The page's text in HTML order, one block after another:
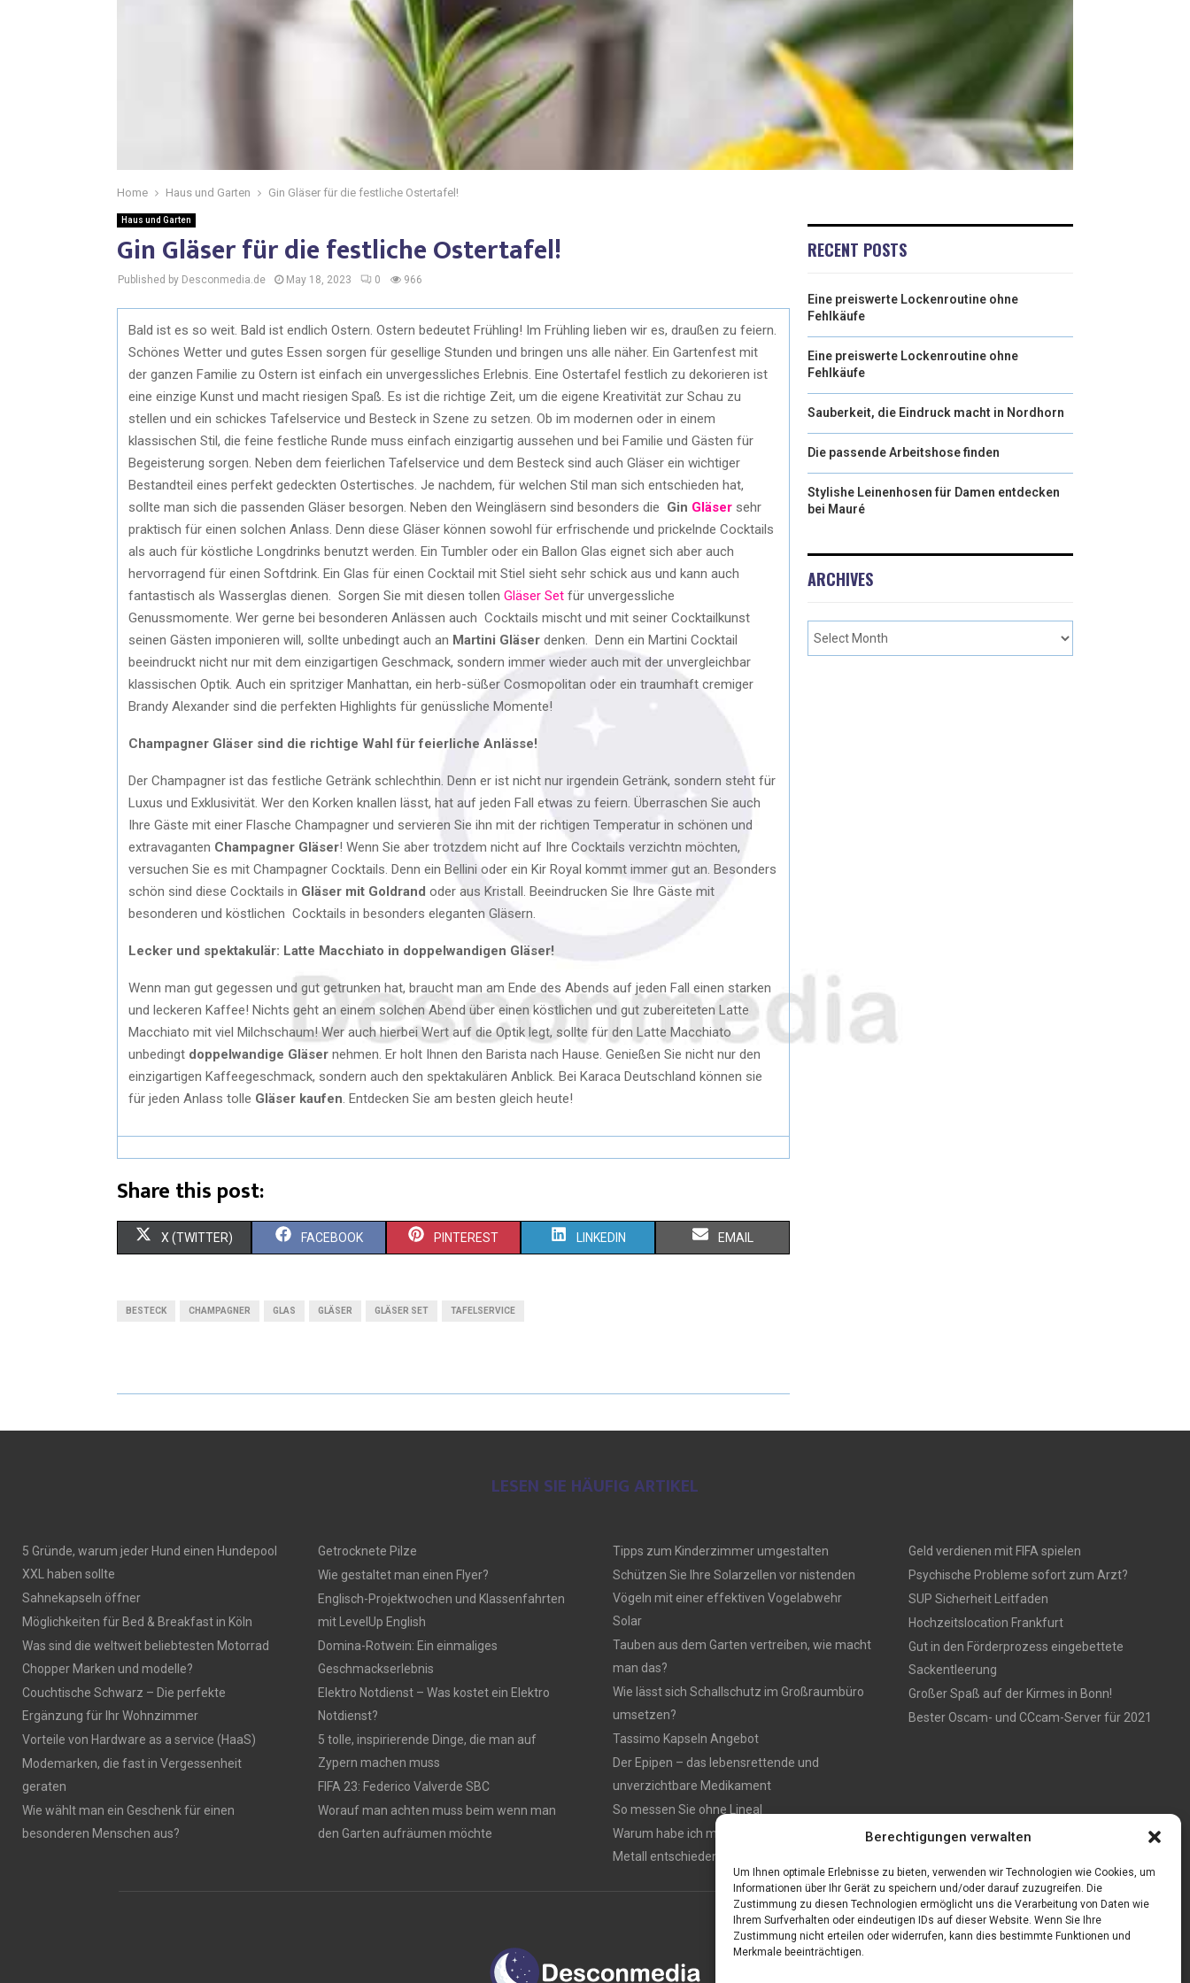
Berechtigungen verwalten
Um Ihnen optimale Erlebnisse zu bieten, verwenden wir Technologien wie Cookies, um
Informationen über Ihr Gerät zu speichern und/oder darauf zuzugreifen. Die
Zustimmung zu diesen Technologien ermöglicht uns die Verarbeitung von Daten wie
Ihrem Surfverhalten oder eindeutigen IDs auf dieser Website. Wenn Sie Ihre
Zustimmung nicht erteilen oder widerrufen, kann dies bestimmte Funktionen und
Merkmale beeinträchtigen.
Home Haus und Garten Gin Gläser für die festliche Ostertafel!
Haus und Garten
Gin Gläser für die festliche Ostertafel!
Published by Desconmedia.de May 18, 2023 0 966
Bald ist es so weit. Bald ist endlich Ostern. Ostern bedeutet Frühling! Im Frühling lieben wir es, draußen zu feiern.
Schönes Wetter und gutes Essen sorgen für gesellige Stunden und bringen uns alle näher. Ein Gartenfest mit
der ganzen Familie zu Ostern ist einfach ein unvergessliches Erlebnis. Eine Ostertafel festlich zu dekorieren ist
eine einzige Kunst und macht riesigen Spaß. Es ist die richtige Zeit, um die eigene Kreativität zur Schau zu
stellen und ein schickes Tafelservice und Besteck in Szene zu setzen. Ob im modernen oder in einem
klassischen Stil, die feine festliche Runde muss einfach einzigartig aussehen und bei Familie und Gästen für
Begeisterung sorgen. Neben dem feierlichen Tafelservice und dem Besteck sind auch Gläser ein wichtiger
Bestandteil eines perfekt gedeckten Ostertisches. Je nachdem, für welchen Stil man sich entschieden hat,
sollte man sich die passenden Gläser besorgen. Neben den Weingläsern sind besonders die Gin Gläser sehr
praktisch für einen solchen Anlass. Denn diese Gläser können sowohl für erfrischende und prickelnde Cocktails
als auch für köstliche Longdrinks benutzt werden. Ein Tumbler oder ein Ballon Glas eignet sich aber auch
hervorragend für einen Softdrink. Ein Glas für einen Cocktail mit Stiel sieht sehr schick aus und kann auch
fantastisch als Wasserglas dienen. Sorgen Sie mit diesen tollen Gläser Set für unvergessliche
Genussmomente. Wer gerne bei besonderen Anlässen auch Cocktails mischt und mit seiner Cocktailkunst
seinen Gästen imponieren will, sollte unbedingt auch an Martini Gläser denken. Denn ein Martini Cocktail
beeindruckt nicht nur mit dem einzigartigen Geschmack, sondern immer wieder auch mit der unvergleichbar
klassischen Optik. Auch ein spritziger Manhattan, ein herb-süßer Cosmopolitan oder ein traumhaft cremiger
Brandy Alexander sind die perfekten Highlights für genüssliche Momente!
Champagner Gläser sind die richtige Wahl für feierliche Anlässe!
Der Champagner ist das festliche Getränk schlechthin. Denn er ist nicht nur irgendein Getränk, sondern steht für
Luxus und Exklusivität. Wer den Korken knallen lässt, hat auf jeden Fall etwas zu feiern. Überraschen Sie auch
Ihre Gäste mit einer Flasche Champagner und servieren Sie ihn mit der richtigen Temperatur in schönen und
extravaganten Champagner Gläser! Wenn Sie aber trotzdem nicht auf Ihre Cocktails verzichtn möchten,
versuchen Sie es mit Champagner Cocktails. Denn ein Bellini oder ein Kir Royal kommt immer gut an. Besonders
schön sind diese Cocktails in Gläser mit Goldrand oder aus Kristall. Beeindrucken Sie Ihre Gäste mit
besonderen und köstlichen Cocktails in besonders eleganten Gläsern.
Lecker und spektakulär: Latte Macchiato in doppelwandigen Gläser!
Wenn man gut gegessen und gut getrunken hat, braucht man am Ende des Abends auf jeden Fall einen starken
und leckeren Kaffee! Nichts geht an einem solchen Abend über einen köstlichen und gut zubereiteten Latte
Macchiato mit viel Milchschaum! Wer auch hierbei Wert auf die Optik legt, sollte für den Latte Macchiato
unbedingt doppelwandige Gläser nehmen. Er holt Ihnen den Barista nach Hause. Genießen Sie nicht nur den
einzigartigen Kaffeegeschmack, sondern auch den spektakulären Anblick. Bei Karaca Deutschland können sie
für jeden Anlass tolle Gläser kaufen . Entdecken Sie am besten gleich heute!
Share this post:
X (TWITTER) FACEBOOK PINTEREST LINKEDIN EMAIL
BESTECK CHAMPAGNER GLAS GLÄSER GLÄSER SET TAFELSERVICE
RECENT POSTS
Eine preiswerte Lockenroutine ohne
Fehlkäufe
Eine preiswerte Lockenroutine ohne
Fehlkäufe
Sauberkeit, die Eindruck macht in Nordhorn
Die passende Arbeitshose finden
Stylishe Leinenhosen für Damen entdecken
bei Mauré
ARCHIVES
LESEN SIE HÄUFIG ARTIKEL
5 Gründe, warum jeder Hund einen Hundepool
XXL haben sollte
Sahnekapseln öffner
Möglichkeiten für Bed & Breakfast in Köln
Was sind die weltweit beliebtesten Motorrad
Chopper Marken und modelle?
Couchtische Schwarz – Die perfekte
Ergänzung für Ihr Wohnzimmer
Vorteile von Hardware as a service (HaaS)
Modemarken, die fast in Vergessenheit
geraten
Wie wählt man ein Geschenk für einen
besonderen Menschen aus?
Getrocknete Pilze
Wie gestaltet man einen Flyer?
Englisch-Projektwochen und Klassenfahrten
mit LevelUp English
Domina-Rotwein: Ein einmaliges
Geschmackserlebnis
Elektro Notdienst – Was kostet ein Elektro
Notdienst?
5 tolle, inspirierende Dinge, die man auf
Zypern machen muss
FIFA 23: Federico Valverde SBC
Worauf man achten muss beim wenn man
den Garten aufräumen möchte
Tipps zum Kinderzimmer umgestalten
Schützen Sie Ihre Solarzellen vor nistenden
Vögeln mit einer effektiven Vogelabwehr
Solar
Tauben aus dem Garten vertreiben, wie macht
man das?
Wie lässt sich Schallschutz im Großraumbüro
umsetzen?
Tassimo Kapseln Angebot
Der Epipen – das lebensrettende und
unverzichtbare Medikament
So messen Sie ohne Lineal
Warum habe ich mich für einen Zaun aus
Metall entschieden ?
Geld verdienen mit FIFA spielen
Psychische Probleme sofort zum Arzt?
SUP Sicherheit Leitfaden
Hochzeitslocation Frankfurt
Gut in den Förderprozess eingebettete
Sackentleerung
Großer Spaß auf der Kirmes in Bonn!
Bester Oscam- und CCcam-Server für 2021